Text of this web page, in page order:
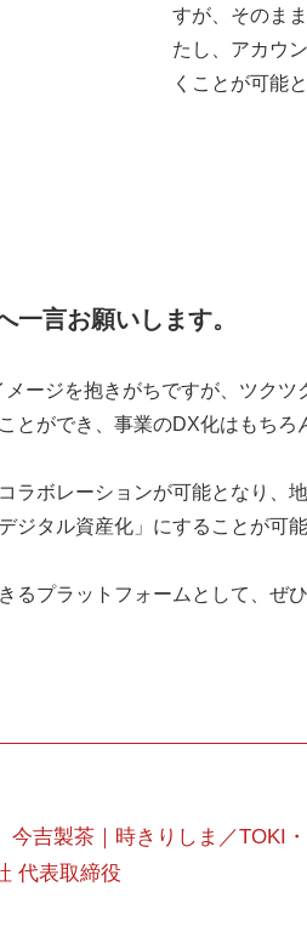
すが、そのま
たし、アカウ
くことが可能
一言お願いします。
ージを抱きがちですが、ツク
とができ、事業のDX化はもち
ボレーションが可能となり、
ジタル資産化」にすることが可
るプラットフォームとして、ぜ
今吉製茶｜時きりしま／TOKI
代表取締役